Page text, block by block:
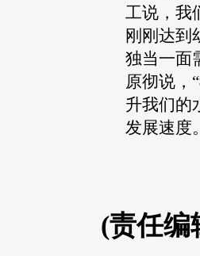
工说，我
刚刚达到
独当一面
原彻说，
升我们的
发展速度
(责任编